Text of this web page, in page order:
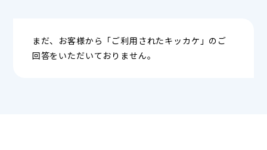
まだ、お客様から「ご利用されたキッカケ」のご
回答をいただいておりません。